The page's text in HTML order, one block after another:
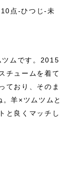
ツムです。2015
チュームを着て
ており、そのま
羊×ツムツムと
と良くマッチし